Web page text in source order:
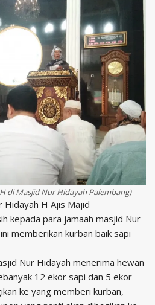
di Masjid Nur Hidayah Palembang)
Hidayah H Ajis Majid
kepada para jamaah masjid Nur
memberikan kurban baik sapi
Nur Hidayah menerima hewan
12 ekor sapi dan 5 ekor
ke yang memberi kurban,